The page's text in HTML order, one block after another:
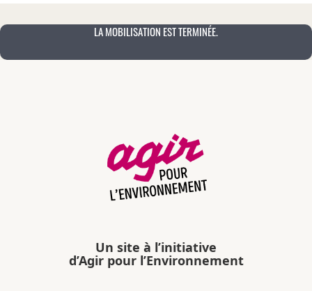
LA MOBILISATION EST TERMINÉE.
Un site à l’initiative
d’Agir pour l’Environnement